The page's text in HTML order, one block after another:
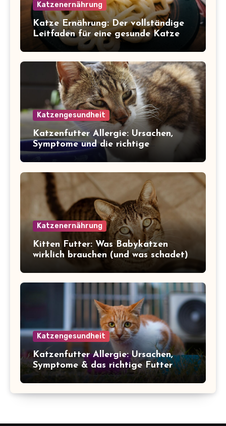
Katzenernährung
Katze Ernährung: Der vollständige
Leitfaden für eine gesunde Katze
Katzengesundheit
Katzenfutter Allergie: Ursachen,
Symptome und die richtige
Ernährung
Katzenernährung
Kitten Futter: Was Babykatzen
wirklich brauchen (und was schadet)
Katzengesundheit
Katzenfutter Allergie: Ursachen,
Symptome & das richtige Futter